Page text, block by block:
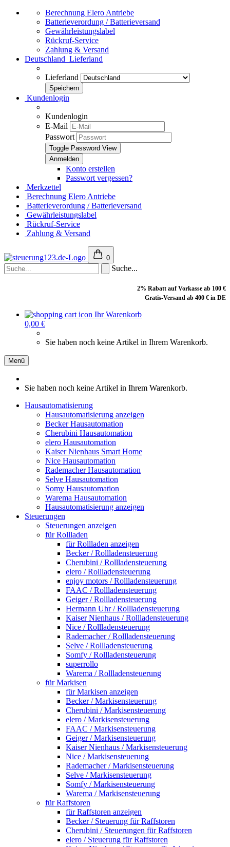
Berechnung Elero Antriebe
Batterieverordung / Batterieversand
Gewährleistungslabel
Rückruf-Service
Zahlung & Versand
Deutschland Lieferland
Lieferland
Kundenlogin
Kundenlogin
E-Mail
Passwort
Toggle Password View
Konto erstellen
Passwort vergessen?
Merkzettel
Berechnung Elero Antriebe
Batterieverordung / Batterieversand
Gewährleistungslabel
Rückruf-Service
Zahlung & Versand
0
Suche...
2% Rabatt auf Vorkasse ab 100 €
Gratis-Versand ab 400 € in DE
Ihr Warenkorb
0,00 €
Sie haben noch keine Artikel in Ihrem Warenkorb.
Menü
Sie haben noch keine Artikel in Ihrem Warenkorb.
Hausautomatisierung
Hausautomatisierung anzeigen
Becker Hausautomation
Cherubini Hausautomation
elero Hausautomation
Kaiser Nienhaus Smart Home
Nice Hausautomation
Rademacher Hausautomation
Selve Hausautomation
Somy Hausautomation
Warema Hausautomation
Hausautomatisierung anzeigen
Steuerungen
Steuerungen anzeigen
für Rollladen
für Rollladen anzeigen
Becker / Rollladensteuerung
Cherubini / Rollladensteuerung
elero / Rollladensteuerung
enjoy motors / Rollladensteuerung
FAAC / Rollladensteuerung
Geiger / Rollladensteuerung
Hermann Uhr / Rollladensteuerung
Kaiser Nienhaus / Rollladensteuerung
Nice / Rollladensteuerung
Rademacher / Rollladensteuerung
Selve / Rollladensteuerung
Somfy / Rollladensteuerung
superrollo
Warema / Rollladensteuerung
für Markisen
für Markisen anzeigen
Becker / Markisensteuerung
Cherubini / Markisensteuerung
elero / Markisensteuerung
FAAC / Markisensteuerung
Geiger / Markisensteuerung
Kaiser Nienhaus / Markisensteuerung
Nice / Markisensteuerung
Rademacher / Markisensteuerung
Selve / Markisensteuerung
Somfy / Markisensteuerung
Warema / Markisensteuerung
für Raffstoren
für Raffstoren anzeigen
Becker / Steuerung für Raffstoren
Cherubini / Steuerungen für Raffstoren
elero / Steuerung für Raffstoren